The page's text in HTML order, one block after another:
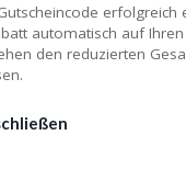
erfolgreich
automatisch auf
den reduzierten